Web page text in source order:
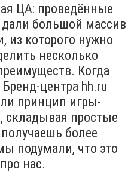
ЦА: проведённые
дали большой массив
из которого нужно
несколько
Когда
центра hh.ru
принцип игры-
складывая простые
более
подумали, что это
про нас.